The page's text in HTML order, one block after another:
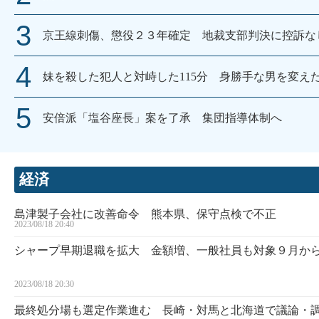
京王線刺傷、懲役２３年確定 地裁支部判決に控訴な
妹を殺した犯人と対峙した115分 身勝手な男を変え
安倍派「塩谷座長」案を了承 集団指導体制へ
経済
島津製子会社に改善命令 熊本県、保守点検で不正
2023/08/18 20:40
シャープ早期退職を拡大 金額増、一般社員も対象９月か
2023/08/18 20:30
最終処分場も選定作業進む 長崎・対馬と北海道で議論・